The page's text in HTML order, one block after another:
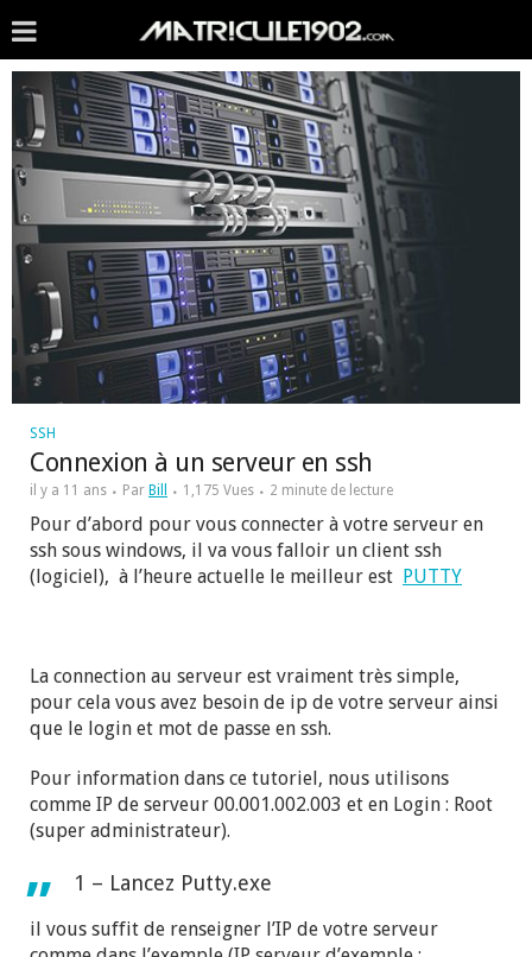
SSH
Connexion à un serveur en ssh
il y a 11 ans Par Bill 1,175 Vues 2 minute de lecture
Pour d’abord pour vous connecter à votre serveur en
ssh sous windows, il va vous falloir un client ssh
(logiciel), à l’heure actuelle le meilleur est PUTTY
La connection au serveur est vraiment très simple,
pour cela vous avez besoin de ip de votre serveur ainsi
que le login et mot de passe en ssh.
Pour information dans ce tutoriel, nous utilisons
comme IP de serveur 00.001.002.003 et en Login : Root
(super administrateur).
1 – Lancez Putty.exe
il vous suffit de renseigner l’IP de votre serveur